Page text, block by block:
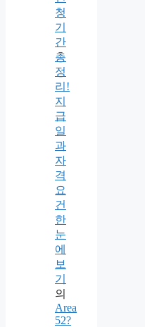
청
기
간
총
정
리!
지
급
일
과
자
격
요
건
한
눈
에
보
기
의
Area
52?